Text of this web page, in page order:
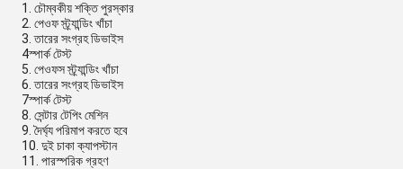
1. চৌম্বকীয় শক্তি পুরস্কার
2. পেওফ স্ট্র্যান্ডিং খাঁচা
3. তারের সংগ্রহ ডিভাইস
4স্পার্ক টেস্ট
5. পেওফস স্ট্র্যান্ডিং খাঁচা
6. তারের সংগ্রহ ডিভাইস
7স্পার্ক টেস্ট
8. সেন্টার টেপিং মেশিন
9. দৈর্ঘ্য পরিমাপ করতে হবে
10. দুই চাকা ক্যাপস্টান
11. পারস্পরিক গ্রহণ